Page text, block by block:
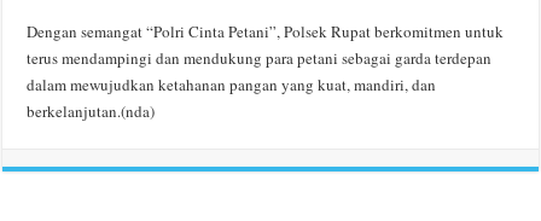
Dengan semangat “Polri Cinta Petani”, Polsek Rupat berkomitmen untuk
terus mendampingi dan mendukung para petani sebagai garda terdepan
dalam mewujudkan ketahanan pangan yang kuat, mandiri, dan
berkelanjutan.(nda)